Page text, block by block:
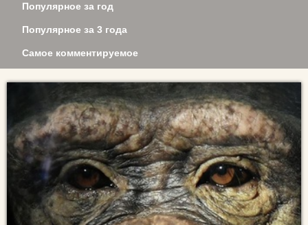
Популярное за год
Популярное за 3 года
Самое комментируемое